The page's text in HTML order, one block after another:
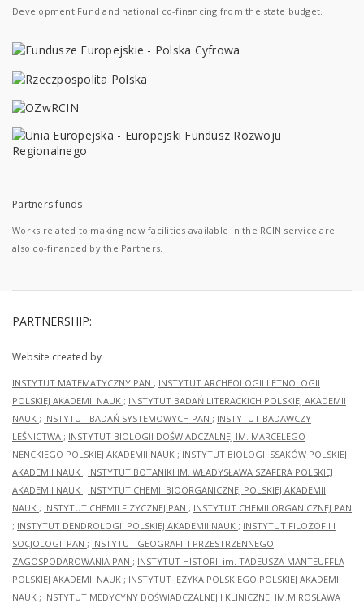
Development Fund and national co-financing from the state budget.
Partners funds
Works related to making new facilities available in the RCIN service are
also co-financed by the Partners.
PARTNERSHIP:
Website created by
INSTYTUT MATEMATYCZNY PAN ; INSTYTUT ARCHEOLOGII I ETNOLOGII
POLSKIEJ AKADEMII NAUK ; INSTYTUT BADAŃ LITERACKICH POLSKIEJ AKADEMII
NAUK ; INSTYTUT BADAŃ SYSTEMOWYCH PAN ; INSTYTUT BADAWCZY
LEŚNICTWA ; INSTYTUT BIOLOGII DOŚWIADCZALNEJ IM. MARCELEGO
NENCKIEGO POLSKIEJ AKADEMII NAUK ; INSTYTUT BIOLOGII SSAKÓW POLSKIEJ
AKADEMII NAUK ; INSTYTUT BOTANIKI IM. WŁADYSŁAWA SZAFERA POLSKIEJ
AKADEMII NAUK ; INSTYTUT CHEMII BIOORGANICZNEJ POLSKIEJ AKADEMII
NAUK ; INSTYTUT CHEMII FIZYCZNEJ PAN ; INSTYTUT CHEMII ORGANICZNEJ PAN
; INSTYTUT DENDROLOGII POLSKIEJ AKADEMII NAUK ; INSTYTUT FILOZOFII I
SOCJOLOGII PAN ; INSTYTUT GEOGRAFII I PRZESTRZENNEGO
ZAGOSPODAROWANIA PAN ; INSTYTUT HISTORII im. TADEUSZA MANTEUFFLA
POLSKIEJ AKADEMII NAUK ; INSTYTUT JĘZYKA POLSKIEGO POLSKIEJ AKADEMII
NAUK ; INSTYTUT MEDYCYNY DOŚWIADCZALNEJ I KLINICZNEJ IM.MIROSŁAWA